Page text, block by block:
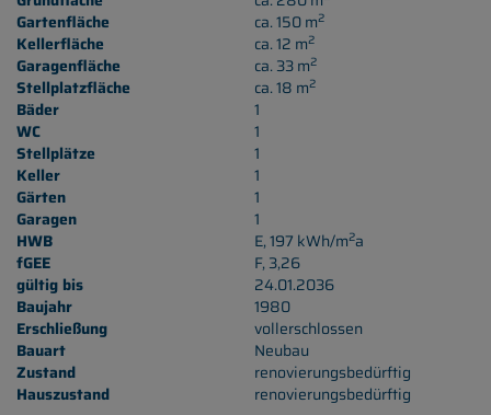
Gartenfläche ca. 150 m2
Kellerfläche ca. 12 m2
Garagenfläche ca. 33 m2
Stellplatzfläche ca. 18 m2
Bäder
1
WC
1
Stellplätze
1
Keller
1
Gärten
1
Garagen
1
HWB
E, 197 kWh/m2a
fGEE
F, 3,26
gültig bis
24.01.2036
Baujahr
1980
Erschließung
vollerschlossen
Bauart
Neubau
Zustand
renovierungsbedürftig
Hauszustand
renovierungsbedürftig